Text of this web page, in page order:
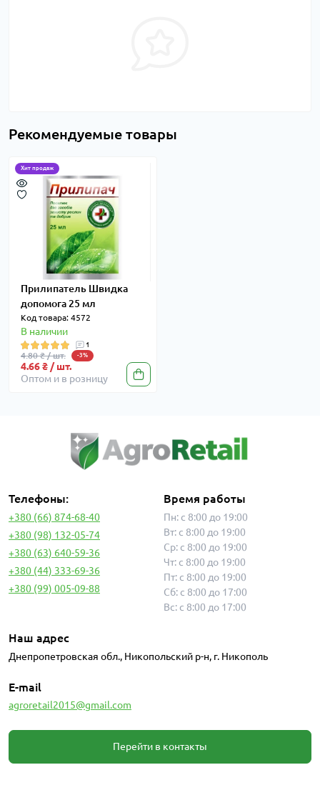
Рекомендуемые товары
Хит продаж
Прилипатель Швидка
допомога 25 мл
Код товара: 4572
В наличии
1
4.80 ₴ / шт. -3%
4.66 ₴ / шт.
Оптом и в розницу
Телефоны:
+380 (66) 874-68-40
+380 (98) 132-05-74
+380 (63) 640-59-36
+380 (44) 333-69-36
+380 (99) 005-09-88
Время работы
Пн: с 8:00 до 19:00
Вт: с 8:00 до 19:00
Ср: с 8:00 до 19:00
Чт: с 8:00 до 19:00
Пт: с 8:00 до 19:00
Сб: с 8:00 до 17:00
Вс: с 8:00 до 17:00
Наш адрес
Днепропетровская обл., Никопольский р-н, г. Никополь
E-mail
agroretail2015@gmail.com
Перейти в контакты